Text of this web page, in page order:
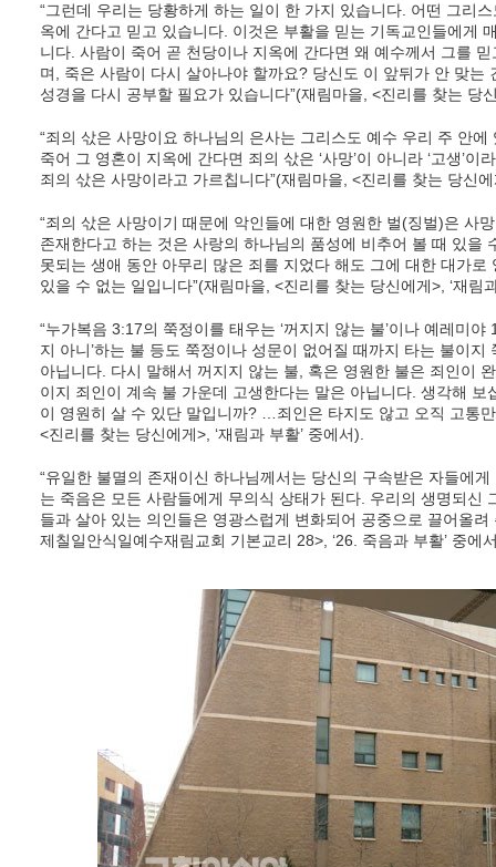
“그런데 우리는 당황하게 하는 일이 한 가지 있습니다. 어떤 그리
옥에 간다고 믿고 있습니다. 이것은 부활을 믿는 기독교인들에게
니다. 사람이 죽어 곧 천당이나 지옥에 간다면 왜 예수께서 그를
며, 죽은 사람이 다시 살아나야 할까요? 당신도 이 앞뒤가 안 맞는
성경을 다시 공부할 필요가 있습니다”(재림마을, <진리를 찾는 당
“죄의 삯은 사망이요 하나님의 은사는 그리스도 예수 우리 주 안
죽어 그 영혼이 지옥에 간다면 죄의 삯은 ‘사망’이 아니라 ‘고생’
죄의 삯은 사망이라고 가르칩니다”(재림마을, <진리를 찾는 당신
“죄의 삯은 사망이기 때문에 악인들에 대한 영원한 벌(징벌)은 사
존재한다고 하는 것은 사랑의 하나님의 품성에 비추어 볼 때 있을
못되는 생애 동안 아무리 많은 죄를 지었다 해도 그에 대한 대가
있을 수 없는 일입니다”(재림마을, <진리를 찾는 당신에게>, ‘재림
“누가복음 3:17의 쭉정이를 태우는 ‘꺼지지 않는 불’이나 예레미
지 아니’하는 불 등도 쭉정이나 성문이 없어질 때까지 타는 불이
아닙니다. 다시 말해서 꺼지지 않는 불, 혹은 영원한 불은 죄인이
이지 죄인이 계속 불 가운데 고생한다는 말은 아닙니다. 생각해
이 영원히 살 수 있단 말입니까? …죄인은 타지도 않고 오직 고통
<진리를 찾는 당신에게>, ‘재림과 부활’ 중에서).
“유일한 불멸의 존재이신 하나님께서는 당신의 구속받은 자들에
는 죽음은 모든 사람들에게 무의식 상태가 된다. 우리의 생명되신
들과 살아 있는 의인들은 영광스럽게 변화되어 공중으로 끌어올
제칠일안식일예수재림교회 기본교리 28>, ‘26. 죽음과 부활’ 중에